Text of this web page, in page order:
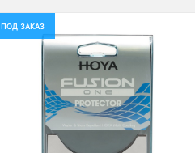
ПОД ЗАКАЗ
Previous